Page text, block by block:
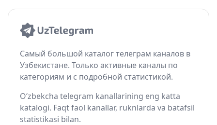
Самый большой каталог телеграм каналов в
Узбекистане. Только активные каналы по
категориям и с подробной статистикой.
O‘zbekcha telegram kanallarining eng katta
katalogi. Faqt faol kanallar, ruknlarda va batafsil
statistikasi bilan.